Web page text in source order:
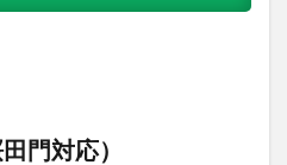
門対応）